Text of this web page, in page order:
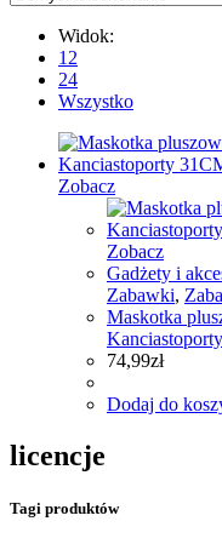
Widok:
12
24
Wszystko
Zobacz
Zobacz
Gadżety i
Zabawki,
Maskotka
74,99zł
Dodaj do
licencje
Tagi produktów